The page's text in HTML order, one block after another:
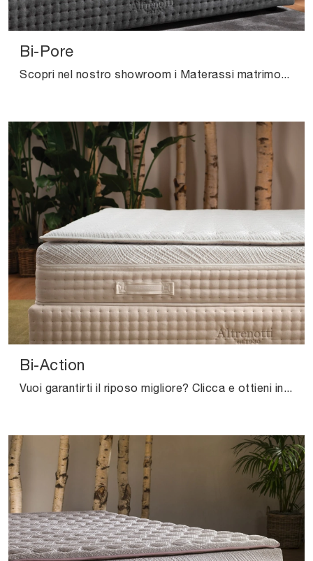
Bi-Pore
Scopri nel nostro showroom i Materassi matrimoniali: il modello Bi-Pore in memory foam ti sta aspettando per garantirti il relax totale.
Bi-Action
Vuoi garantirti il riposo migliore? Clicca e ottieni informazioni sul materasso Bi-Action tra i modelli hybrid matrimoniali di Altrenotti!